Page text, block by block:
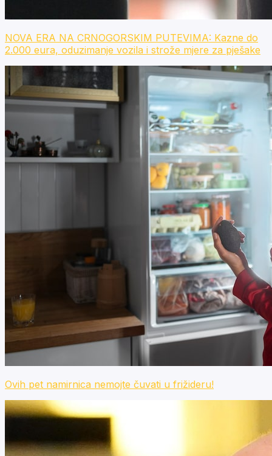
NOVA ERA NA CRNOGORSKIM PUTEVIMA: Kazne do
2.000 eura, oduzimanje vozila i strože mjere za pješake
Ovih pet namirnica nemojte čuvati u frižideru!